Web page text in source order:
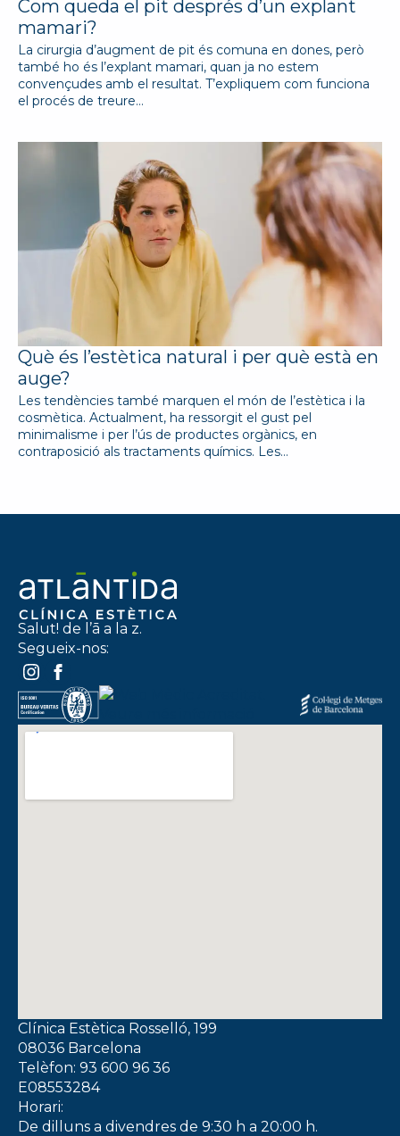
Com queda el pit després d’un explant
mamari?
La cirurgia d’augment de pit és comuna en dones, però
també ho és l’explant mamari, quan ja no estem
convençudes amb el resultat. T’expliquem com funciona
el procés de treure…
Què és l’estètica natural i per què està en
auge?
Les tendències també marquen el món de l’estètica i la
cosmètica. Actualment, ha ressorgit el gust pel
minimalisme i per l’ús de productes orgànics, en
contraposició als tractaments químics. Les…
Salut! de l’ā a la z.
Segueix-nos:
Clínica Estètica Rosselló, 199
08036 Barcelona
Telèfon: 93 600 96 36
E08553284
Horari:
De dilluns a divendres de 9:30 h a 20:00 h.